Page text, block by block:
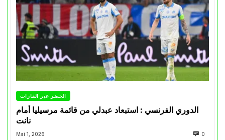
الخضر عبر القارات
الدوري الفرنسي : استبعاد عبدلي من قائمة مرسيليا أمام
نانت
Mai 1, 2026 0